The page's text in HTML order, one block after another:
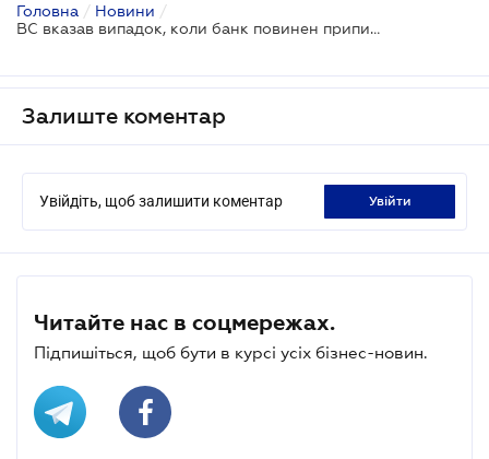
Головна / Новини /
ВС вказав випадок, коли банк повинен припинити нараховувати відсотки за кредитом
Залиште коментар
Увійдіть, щоб залишити коментар увійти
Читайте нас в соцмережах.
Підпишіться, щоб бути в курсі усіх бізнес-новин.